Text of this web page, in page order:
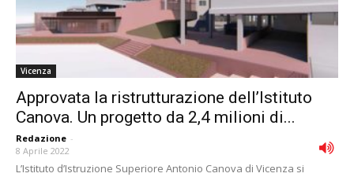
Vicenza
Approvata la ristrutturazione dell’Istituto
Canova. Un progetto da 2,4 milioni di...
Redazione -
8 Aprile 2022
L’Istituto d’Istruzione Superiore Antonio Canova di Vicenza si